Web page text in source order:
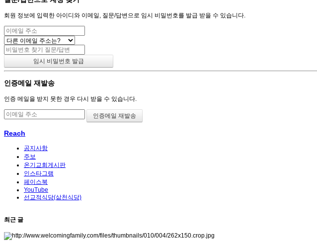
회원 정보에 입력한 아이디와 이메일, 질문/답변으로 임시 비밀번호를 발급 받을 수 있습니다.
인증메일 재발송
인증 메일을 받지 못한 경우 다시 받을 수 있습니다.
Reach
공지사항
주보
온기교회게시판
인스타그램
페이스북
YouTube
선교적식당(삶천식당)
최근 글